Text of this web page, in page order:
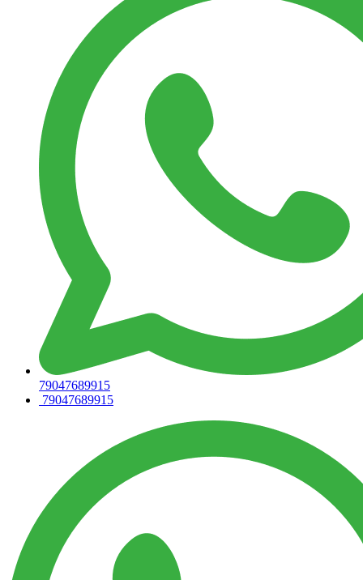
79047689915
79047689915